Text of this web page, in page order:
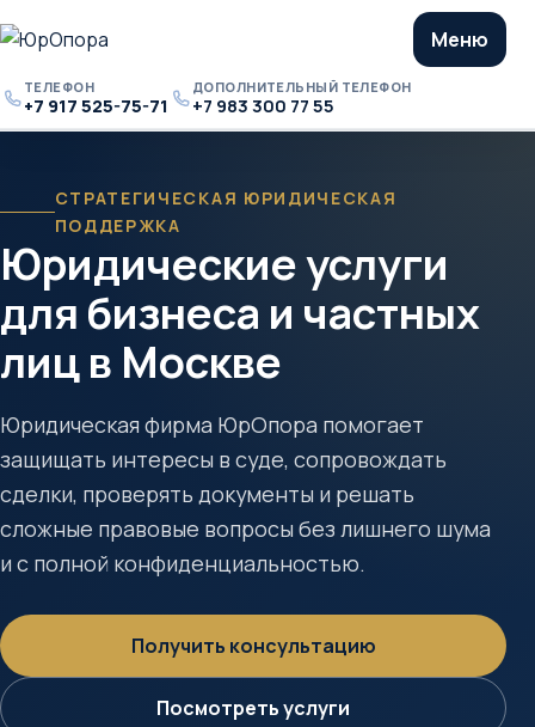
Телефон
ТЕЛЕФОН
+7 917 525-75-71 Дополнительный
телефон
ДОПОЛНИТЕЛЬНЫЙ ТЕЛЕФОН
+7 983 300 77 55
Меню
СТРАТЕГИЧЕСКАЯ ЮРИДИЧЕСКАЯ
ПОДДЕРЖКА
Юридические услуги
для бизнеса и частных
лиц в Москве
Юридическая фирма ЮрОпора помогает
защищать интересы в суде, сопровождать
сделки, проверять документы и решать
сложные правовые вопросы без лишнего шума
и с полной конфиденциальностью.
Получить консультацию
Посмотреть услуги